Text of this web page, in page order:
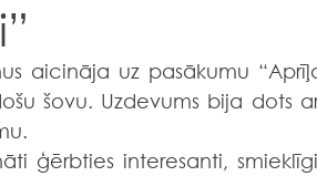
šovu. Uzdevums bija dots